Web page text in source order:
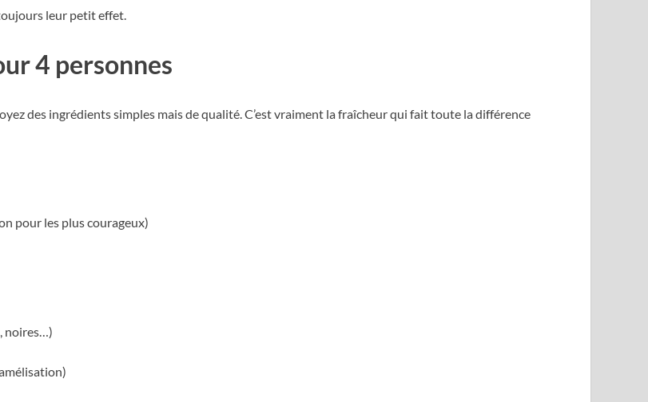
leur petit effet.
4 personnes
des ingrédients simples mais de qualité. C’est vraiment la fraîcheur qui fait toute la différence
pour les plus courageux)
noires…)